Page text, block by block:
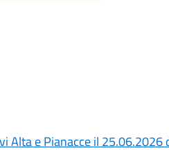
Alta e Pianacce il 25.06.2026